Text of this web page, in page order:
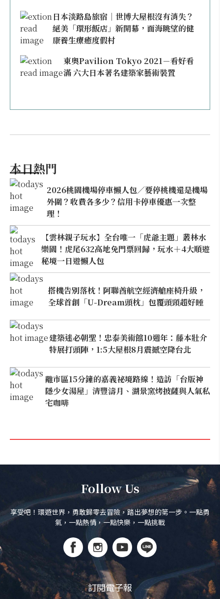
日本淡路島旅宿｜世博大屋根沒有消失？
絕美「環形飯店」新開幕，面海眺望的健
康養生療癒度假村
東奧Pavilion Tokyo 2021－看好看
滿 六大日本著名建築家藝術裝置
本日熱門
2026桃園機場停車懶人包／要停桃機還是機場
外圍？收費各多少？信用卡停車優惠一次整
理！
【雲林親子玩水】全台唯一「虎爺主題」叢林水
樂園！虎尾632高地免門票回歸，玩水＋4大順遊
秘境一日遊懶人包
搭機告別落枕！阿聯酋航空經濟艙座椅升級，
全球首創「U-Dream頭枕」包覆頭頸超好睡
建築迷必朝聖！忠泰美術館10週年：藤本壯介
特展打頭陣，1:5大屋根8月震撼空降台北
離市區15分鐘的嘉義祕境路線！造訪「台版神
隱少女湯屋」清豐濤月、湖景窯烤披薩與人氣私
宅咖啡
Follow Us
享受吧！環遊世界，勇敢歸零去冒險，踏出夢想的第一步。一點勇
氣，一點熱情，一點快樂，一點挑戰
訂閱電子報